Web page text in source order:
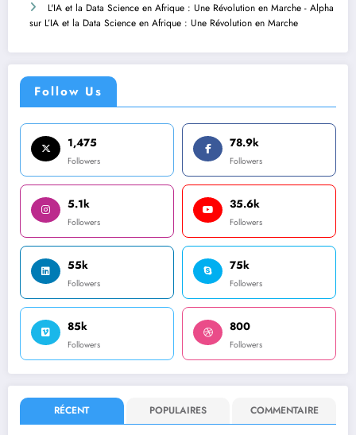
L'IA et la Data Science en Afrique : Une Révolution en Marche - Alpha
sur L’IA et la Data Science en Afrique : Une Révolution en Marche
Follow Us
1,475
Followers
78.9k
Followers
5.1k
Followers
35.6k
Followers
55k
Followers
75k
Followers
85k
Followers
800
Followers
RÉCENT POPULAIRES COMMENTAIRE